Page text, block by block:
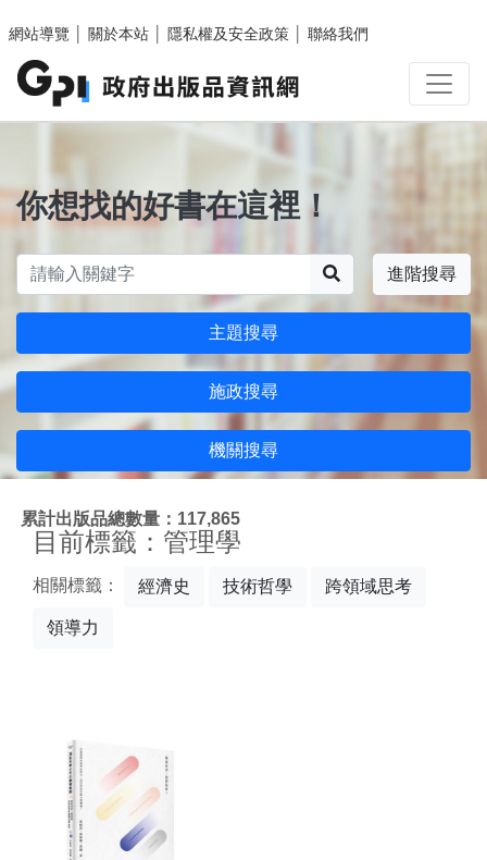
網站導覽
關於本站 隱私權及安全政策 聯絡我們
你想找的好書在這裡！
進階搜尋
主題搜尋
施政搜尋
機關搜尋
累計出版品總數量：117,865
目前標籤：管理學
相關標籤： 經濟史 技術哲學 跨領域思考
領導力